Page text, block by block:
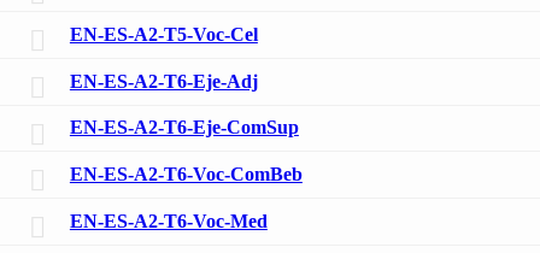
EN-ES-A2-T5-Voc-Cel
EN-ES-A2-T6-Eje-Adj
EN-ES-A2-T6-Eje-ComSup
EN-ES-A2-T6-Voc-ComBeb
EN-ES-A2-T6-Voc-Med